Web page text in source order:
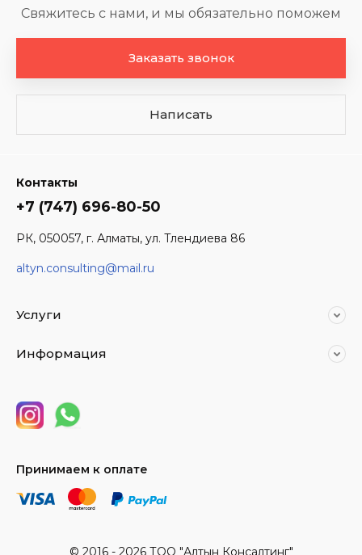
Свяжитесь с нами, и мы обязательно поможем
Заказать звонок
Написать
Контакты
+7 (747) 696-80-50
РК, 050057, г. Алматы, ул. Тлендиева 86
altyn.consulting@mail.ru
Услуги
Информация
Принимаем к оплате
© 2016 - 2026 ТОО "Алтын Консалтинг"